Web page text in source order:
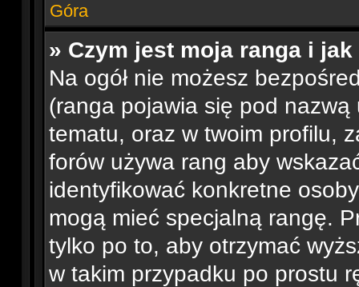
Góra
» Czym jest moja ranga i
Na ogół nie możesz
(ranga pojawia się pod
tematu, oraz w twoim profilu,
forów używa rang aby
identyfikować konkretne
mogą mieć specjalną rangę.
tylko po to, aby otrzymać
w takim przypadku po prostu